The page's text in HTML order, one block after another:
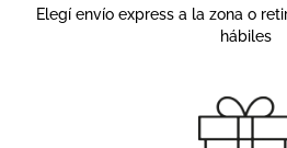
Elegí envío express a la zona o
hábiles